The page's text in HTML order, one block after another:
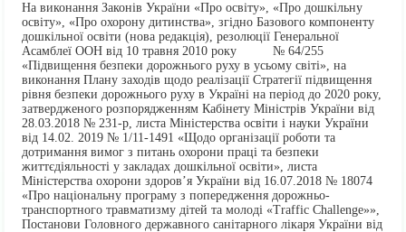
На виконання Законів України «Про освіту», «Про дошкільну
освіту», «Про охорону дитинства», згідно Базового компоненту
дошкільної освіти (нова редакція), резолюції Генеральної
Асамблеї ООН від 10 травня 2010 року № 64/255
«Підвищення безпеки дорожнього руху в усьому світі», на
виконання Плану заходів щодо реалізації Стратегії підвищення
рівня безпеки дорожнього руху в Україні на період до 2020 року,
затвердженого розпорядженням Кабінету Міністрів України від
28.03.2018 № 231-р, листа Міністерства освіти і науки України
від 14.02. 2019 № 1/11-1491 «Щодо організації роботи та
дотримання вимог з питань охорони праці та безпеки
життєдіяльності у закладах дошкільної освіти», листа
Міністерства охорони здоров’я України від 16.07.2018 № 18074
«Про національну програму з попередження дорожньо-
транспортного травматизму дітей та молоді «Traffic Challenge»»,
Постанови Головного державного санітарного лікаря України від